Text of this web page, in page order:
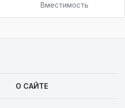
Вместимость
О САЙТЕ